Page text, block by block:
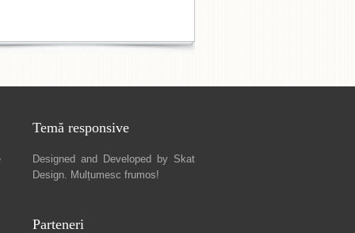
Temă responsive
Designed and Developed by Skat
Design. Mulțumesc frumos!
Parteneri